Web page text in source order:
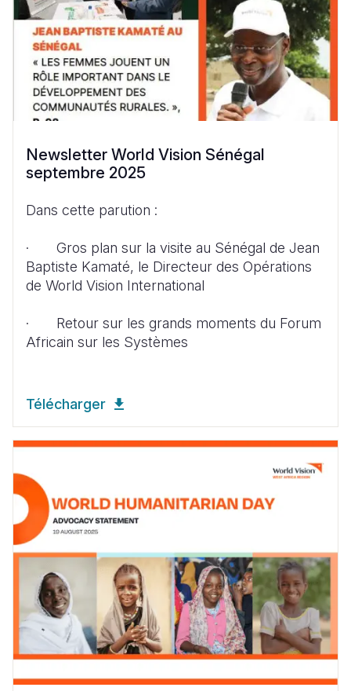
Newsletter World Vision Sénégal
septembre 2025
Dans cette parution :
· Gros plan sur la visite au Sénégal de Jean
Baptiste Kamaté, le Directeur des Opérations
de World Vision International
· Retour sur les grands moments du Forum
Africain sur les Systèmes
Télécharger